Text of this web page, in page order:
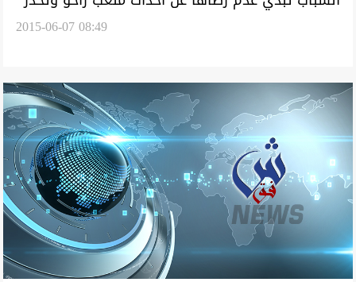
2015-06-07 08:49